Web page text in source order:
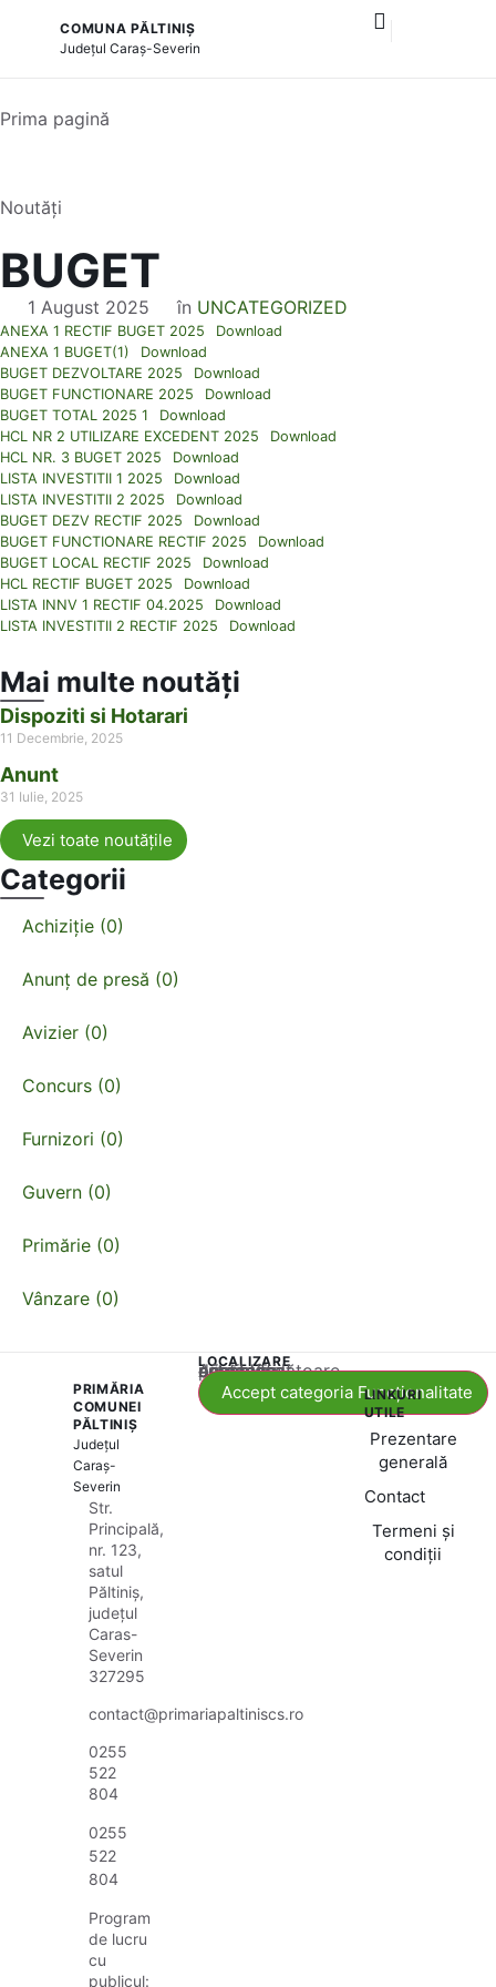
COMUNA PĂLTINIȘ
JudețulCaraș-Severin
Prima pagină
Noutăți
BUGET
1 August 2025 în UNCATEGORIZED
ANEXA 1 RECTIF BUGET 2025
Download
ANEXA 1 BUGET(1)
Download
BUGET DEZVOLTARE 2025
Download
BUGET FUNCTIONARE 2025
Download
BUGET TOTAL 2025 1
Download
HCL NR 2 UTILIZARE EXCEDENT 2025
Download
HCL NR. 3 BUGET 2025
Download
LISTA INVESTITII 1 2025
Download
LISTA INVESTITII 2 2025
Download
BUGET DEZV RECTIF 2025
Download
BUGET FUNCTIONARE RECTIF 2025
Download
BUGET LOCAL RECTIF 2025
Download
HCL RECTIF BUGET 2025
Download
LISTA INNV 1 RECTIF 04.2025
Download
LISTA INVESTITII 2 RECTIF 2025
Download
Mai multe noutăți
Dispoziti si Hotarari
11 Decembrie, 2025
Anunt
31 Iulie, 2025
Vezi toate noutățile
Categorii
Achiziție (0)
Anunț de presă (0)
Avizier (0)
Concurs (0)
Furnizori (0)
Guvern (0)
Primărie (0)
Vânzare (0)
PRIMĂRIA
COMUNEI
PĂLTINIȘ
Județul
Caraș-
Severin
Str.
Principală,
nr. 123,
satul
Păltiniș,
județul
Caras-
Severin
327295
contact@primariapaltiniscs.ro
0255
522
804
0255
522
804
Program
de lucru
cu
publicul:
LOCALIZARE
Acest conținut este blocat până când acceptați categoria corespunzătoare de cookie-uri.
Accept categoria Funcționalitate
LINKURI
UTILE
Prezentare
generală
Contact
Termeni și
condiții